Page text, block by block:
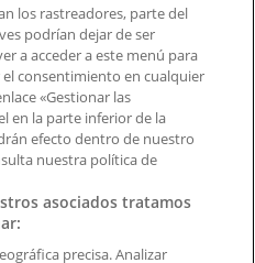
los rastreadores, parte del
podrían dejar de ser
a acceder a este menú para
consentimiento en cualquier
«Gestionar las
en la parte inferior de la
efecto dentro de nuestro
nuestra política de
asociados tratamos
precisa. Analizar